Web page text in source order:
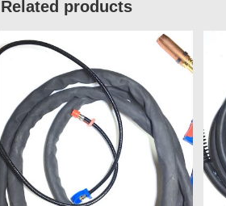
Related products